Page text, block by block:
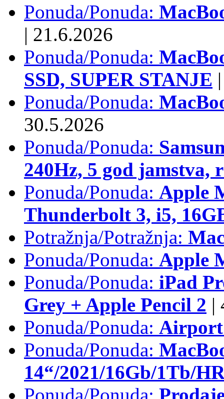
Ponuda/Ponuda:
| 21.6.2026
Ponuda/Ponuda:
SSD, SUPER STANJE |
Ponuda/Ponuda:
30.5.2026
Ponuda/Ponuda:
240Hz, 5 god jamstva,
Ponuda/Ponuda: Apple
Thunderbolt 3, i5,
Potražnja/Potražnja:
Ponuda/Ponuda: Apple
Ponuda/Ponuda: iPad
Grey + Apple Pencil 2 |
Ponuda/Ponuda: Airport
Ponuda/Ponuda:
14“/2021/16Gb/1Tb/